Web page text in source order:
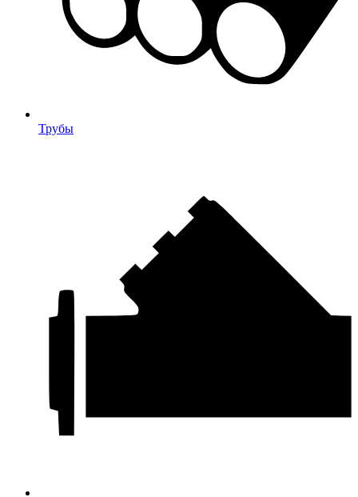
Трубы